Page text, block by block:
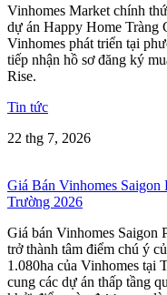
Vinhomes Market chính
dự án Happy Home Tràng
Vinhomes phát triển tại
tiếp nhận hồ sơ đăng ký
Rise.
Tin tức
22 thg 7, 2026
Giá Bán Vinhomes
Trường 2026
Giá bán Vinhomes Saigon
trở thành tâm điểm chú ý
1.080ha của Vinhomes tại
cung các dự án thấp tầng